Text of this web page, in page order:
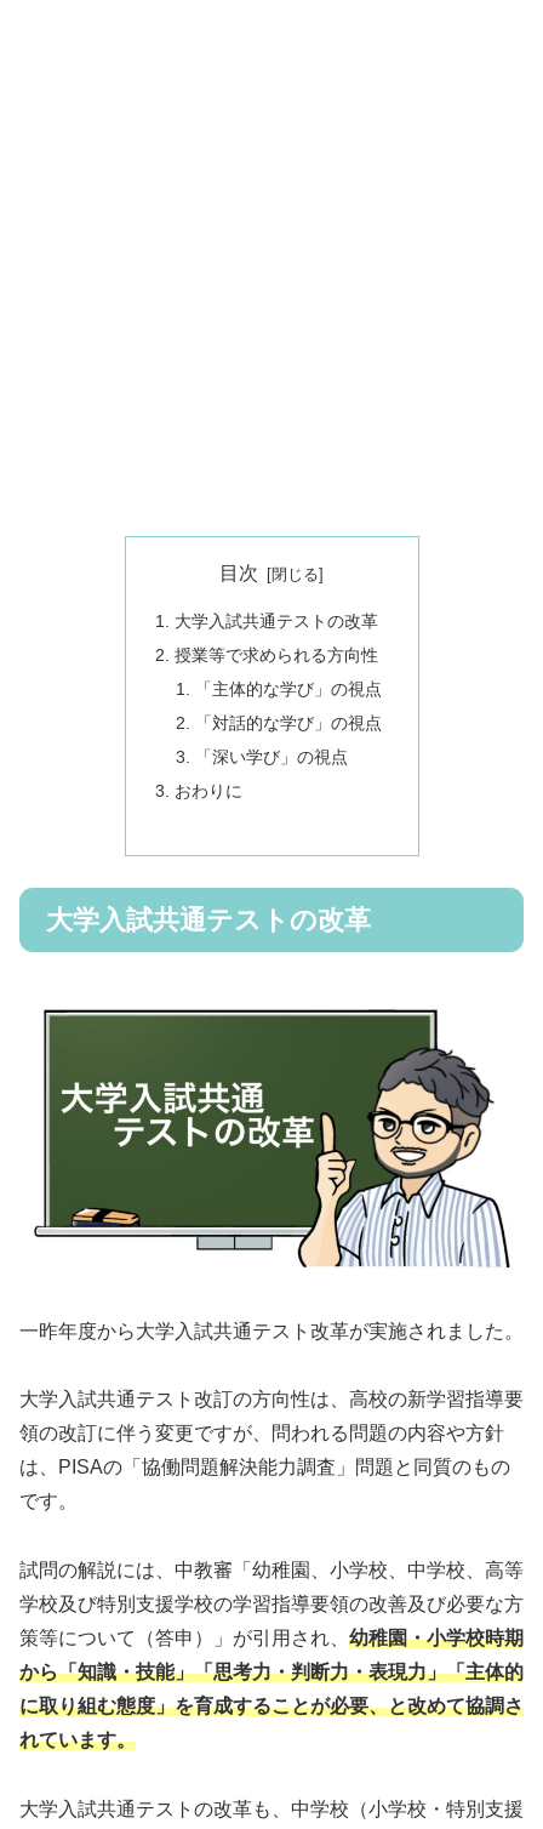
目次
大学入試共通テストの改革
授業等で求められる方向性
「主体的な学び」の視点
「対話的な学び」の視点
「深い学び」の視点
おわりに
大学入試共通テストの改革
一昨年度から大学入試共通テスト改革が実施されました。
大学入試共通テスト改訂の方向性は、高校の新学習指導要
領の改訂に伴う変更ですが、問われる問題の内容や方針
は、PISAの「協働問題解決能力調査」問題と同質のもの
です。
試問の解説には、中教審「幼稚園、小学校、中学校、高等
学校及び特別支援学校の学習指導要領の改善及び必要な方
策等について（答申）」が引用され、 幼稚園・小学校時期
から「知識・技能」「思考力・判断力・表現力」「主体的
に取り組む態度」を育成することが必要、と改めて協調さ
れています。
大学入試共通テストの改革も、中学校（小学校・特別支援